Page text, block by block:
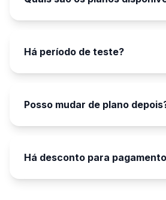
Há período de teste?
Posso mudar de plano
Há desconto para